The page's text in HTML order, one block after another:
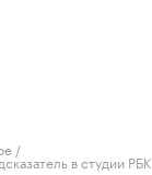
/
в студии РБК